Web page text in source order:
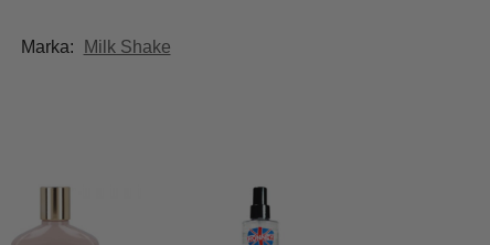
Marka: Milk Shake